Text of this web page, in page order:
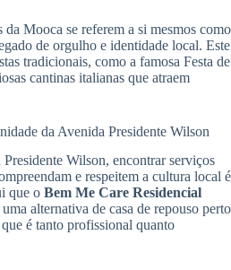
da Mooca se referem a si mesmos como
de orgulho e identidade local. Este
tradicionais, como a famosa Festa de
cantinas italianas que atraem
da Avenida Presidente Wilson
Wilson, encontrar serviços
e respeitem a cultura local é
que o Bem Me Care Residencial
alternativa de casa de repouso perto
é tanto profissional quanto